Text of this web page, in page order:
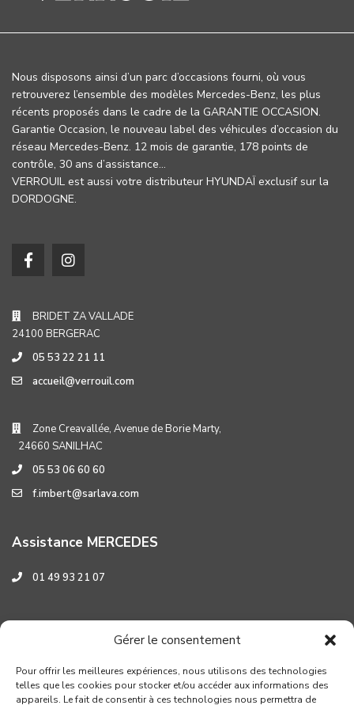
Gérer le consentement
Pour offrir les meilleures expériences, nous utilisons des technologies
telles que les cookies pour stocker et/ou accéder aux informations des
appareils. Le fait de consentir à ces technologies nous permettra de
Nous disposons ainsi d’un parc d’occasions fourni, où vous
retrouverez l’ensemble des modèles Mercedes-Benz, les plus
récents proposés dans le cadre de la GARANTIE OCCASION.
Garantie Occasion, le nouveau label des véhicules d’occasion du
réseau Mercedes-Benz. 12 mois de garantie, 178 points de
contrôle, 30 ans d’assistance…
VERROUIL est aussi votre distributeur HYUNDAÏ exclusif sur la
DORDOGNE.
BRIDET ZA VALLADE
24100 BERGERAC
05 53 22 21 11
accueil@verrouil.com
Zone Creavallée, Avenue de Borie Marty,
24660 SANILHAC
05 53 06 60 60
f.imbert@sarlava.com
Assistance MERCEDES
01 49 93 21 07
Assistance HYUNDAI